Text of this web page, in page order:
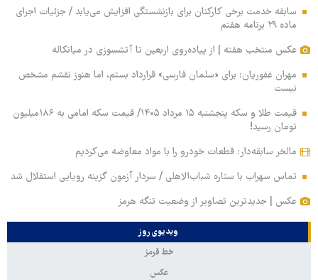
سابقه خدمت برخی کارکنان برای بازنشستگی افزایش می‌یابد / جزئیات اجرای
ماده ۲۹ برنامه هفتم
عکس منتخب هفته | از پیاده‌روی اربعین تا آتشسوزی در میانکاله
مهران غفوریان: برای «سلمان فارسی» قرارداد بستم، اما هنوز نقشم مشخص
نیست
قیمت طلا و سکه پنجشنبه ۱۵ مرداد ۱۴۰۵/ قیمت سکه امامی به ۱۸۶میلیون
تومان رسید!
مالخر سابقه‌دار: قطعات خودرو را با مواد معاوضه می‌کردیم
تماس سهراب با ستاره شباب‌الاهلی / سردار آزمون گزینه رویایی استقلال شد
عکس | جدیدترین تصاویر از وضعیت تنگه هرمز
ویدیوی روز
خط قرمز
عکس